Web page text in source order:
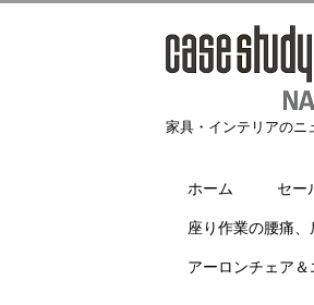
家具・インテリアのニ
ホーム セー
座り作業の腰痛
アーロンチェア